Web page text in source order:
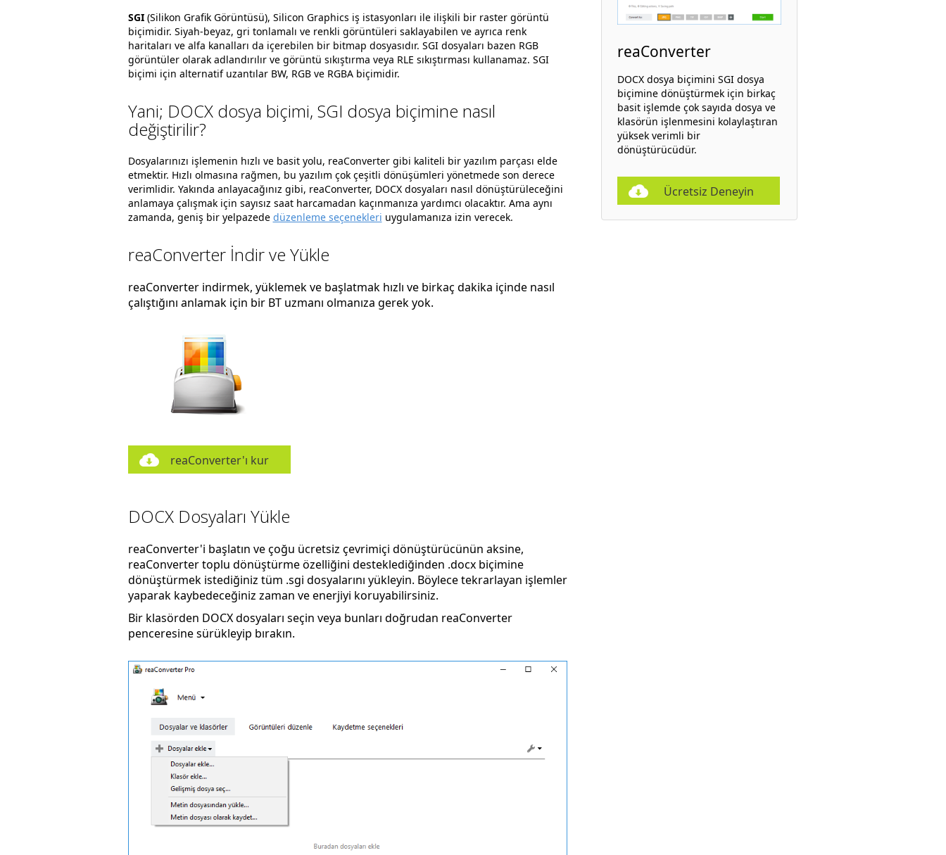
SGI(Silikon Grafik Görüntüsü), Silicon Graphics iş istasyonları ile ilişkili bir raster görüntü
biçimidir. Siyah-beyaz, gri tonlamalı ve renkli görüntüleri saklayabilen ve ayrıca renk
haritaları ve alfa kanalları da içerebilen bir bitmap dosyasıdır. SGI dosyaları bazen RGB
görüntüler olarak adlandırılır ve görüntü sıkıştırma veya RLE sıkıştırması kullanamaz. SGI
biçimi için alternatif uzantılar BW, RGB ve RGBA biçimidir.
Yani; DOCX dosya biçimi, SGI dosya biçimine nasıl
değiştirilir?
Dosyalarınızı işlemenin hızlı ve basit yolu, reaConverter gibi kaliteli bir yazılım parçası elde
etmektir. Hızlı olmasına rağmen, bu yazılım çok çeşitli dönüşümleri yönetmede son derece
verimlidir. Yakında anlayacağınız gibi, reaConverter, DOCX dosyaları nasıl dönüştürüleceğini
anlamaya çalışmak için sayısız saat harcamadan kaçınmanıza yardımcı olacaktır. Ama aynı
zamanda, geniş bir yelpazede düzenleme seçenekleri uygulamanıza izin verecek.
reaConverter İndir ve Yükle
reaConverter indirmek, yüklemek ve başlatmak hızlı ve birkaç dakika içinde nasıl
çalıştığını anlamak için bir BT uzmanı olmanıza gerek yok.
reaConverter'ı kur
DOCX Dosyaları Yükle
reaConverter'i başlatın ve çoğu ücretsiz çevrimiçi dönüştürücünün aksine,
reaConverter toplu dönüştürme özelliğini desteklediğinden .docx biçimine
dönüştürmek istediğiniz tüm .sgi dosyalarını yükleyin. Böylece tekrarlayan işlemler
yaparak kaybedeceğiniz zaman ve enerjiyi koruyabilirsiniz.
Bir klasörden DOCX dosyaları seçin veya bunları doğrudan reaConverter
penceresine sürükleyip bırakın.
reaConverter
DOCX dosya biçimini SGI dosya
biçimine dönüştürmek için birkaç
basit işlemde çok sayıda dosya ve
klasörün işlenmesini kolaylaştıran
yüksek verimli bir
dönüştürücüdür.
Ücretsiz Deneyin